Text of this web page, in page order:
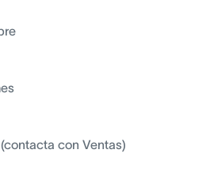
con Ventas)